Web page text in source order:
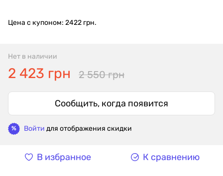
Цена с купоном: 2422 грн.
Нет в наличии
2 423 грн 2 550 грн
Сообщить, когда появится
% Войти для отображения скидки
В избранное К сравнению